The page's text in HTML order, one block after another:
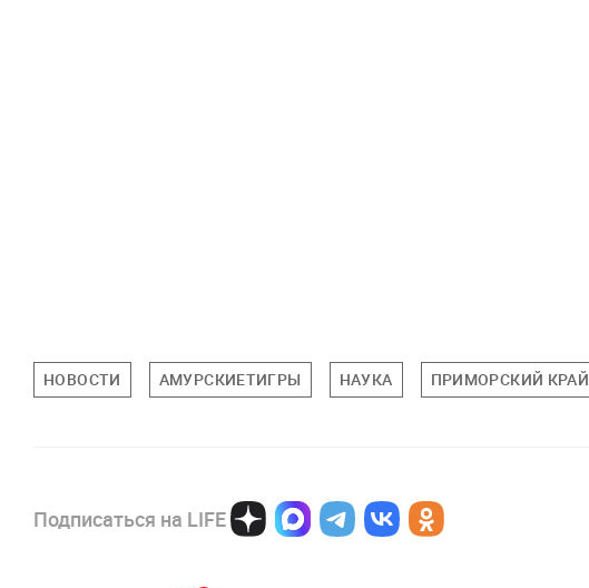
НОВОСТИ АМУРСКИЕТИГРЫ НАУКА ПРИМОРСКИЙ КРАЙ
Подписаться на LIFE